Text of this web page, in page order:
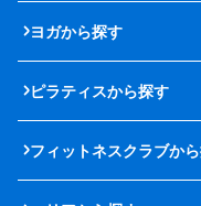
ヨガから探す
ピラティスから探す
フィットネスクラブか